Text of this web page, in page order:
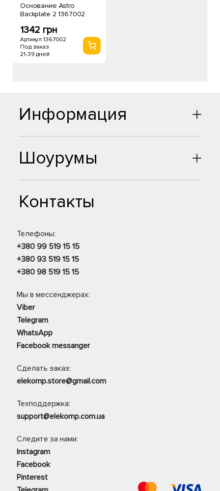
Основание Astro
Backplate 2 1367002
1342 грн
Артикул 1367002
Под заказ
21-39 дней
Шоурумы
Контакты
Телефоны:
+380 99 519 15 15
+380 93 519 15 15
+380 98 519 15 15
Мы в мессенджерах:
Viber
Telegram
WhatsApp
Facebook messanger
Сделать заказ:
elekomp.store@gmail.com
Техподдержка:
support@elekomp.com.ua
Следите за нами:
Instagram
Facebook
Pinterest
Информация